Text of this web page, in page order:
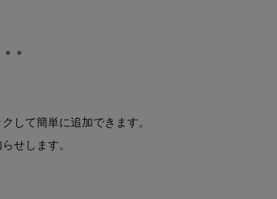
＊
して簡単に追加できます。
せします。